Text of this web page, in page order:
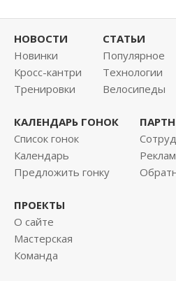
НОВОСТИ
Новинки
Кросс-кантри
Тренировки
СТАТЬИ
Популярное
Технологии
Велосипеды
КАЛЕНДАРЬ ГОНОК
Список гонок
Календарь
Предложить гонку
ПРОЕКТЫ
О сайте
Мастерская
Команда